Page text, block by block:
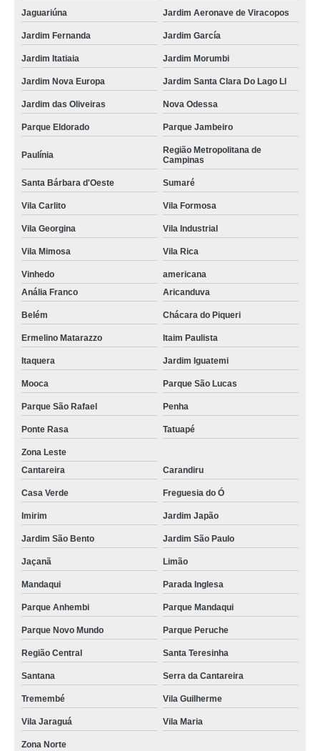
Jaguariúna Jardim Aeronave de Viracopos
Jardim Fernanda Jardim García
Jardim Itatiaia Jardim Morumbi
Jardim Nova Europa Jardim Santa Clara Do Lago Ll
Jardim das Oliveiras Nova Odessa
Parque Eldorado Parque Jambeiro
Paulínia
Região Metropolitana de
Campinas
Santa Bárbara d'Oeste Sumaré
Vila Carlito Vila Formosa
Vila Georgina Vila Industrial
Vila Mimosa Vila Rica
Vinhedo
americana
Anália Franco
Aricanduva
Belém Chácara do Piqueri
Ermelino Matarazzo Itaim Paulista
Itaquera Jardim Iguatemi
Mooca Parque São Lucas
Parque São Rafael Penha
Ponte Rasa Tatuapé
Zona Leste
Cantareira
Carandiru
Casa Verde Freguesia do Ó
Imirim Jardim Japão
Jardim São Bento Jardim São Paulo
Jaçanã Limão
Mandaqui Parada Inglesa
Parque Anhembi Parque Mandaqui
Parque Novo Mundo Parque Peruche
Região Central Santa Teresinha
Santana Serra da Cantareira
Tremembé Vila Guilherme
Vila Jaraguá Vila Maria
Zona Norte